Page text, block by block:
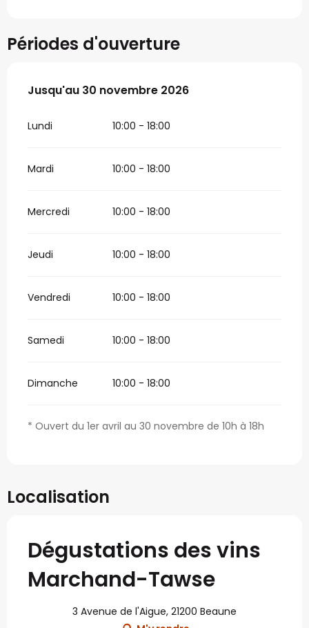
Périodes d'ouverture
Du1 avril 2026au30 novembre 2026
Jusqu'au 30 novembre 2026
Lundi 10:00 - 18:00
Mardi 10:00 - 18:00
Mercredi 10:00 - 18:00
Jeudi 10:00 - 18:00
Vendredi 10:00 - 18:00
Samedi 10:00 - 18:00
Dimanche 10:00 - 18:00
* Ouvert du 1er avril au 30 novembre de 10h à 18h
Localisation
Dégustations des vins
Marchand-Tawse
3 Avenue de l'Aigue, 21200 Beaune